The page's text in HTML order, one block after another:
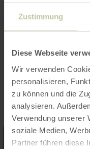
Zustimmung
Diese Webseite
Wir verwenden
personalisieren,
zu können und die
analysieren.
Verwendung unserer
soziale Medien,
Partner führen diese